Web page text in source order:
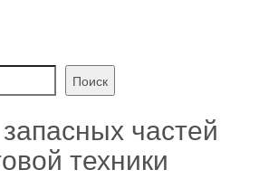
Поиск
частей
техники